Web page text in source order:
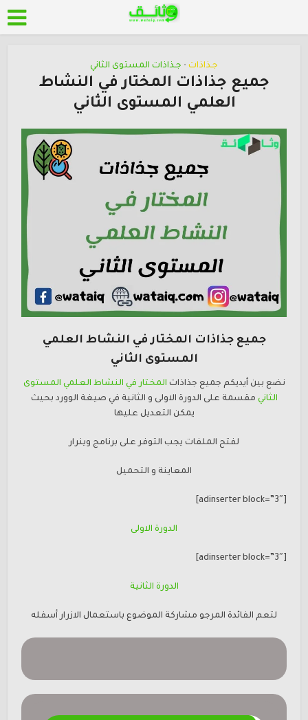
جـذاذات • جـذاذات المستوى الثاني
جميع جذاذات المختار في النشاط
العلمي المستوى الثاني
جميع جذاذات المختار في النشاط العلمي
المستوى الثاني
نضع بين أيديكم جميع جذاذات المختار في النشاط العلمي المستوى
الثاني مقسمة على الدورة الاولى و الثانية في صيغة الوورد بحيث
يمكن التعديل عليها
لفتح الملفات يجب التوفر على برنامج وينرار
المعاينة و التحميل
الدورة الاولى
الدورة الثانية
لتعم الفائدة المرجو مشاركة الموضوع باستعمال الازرار أسفله